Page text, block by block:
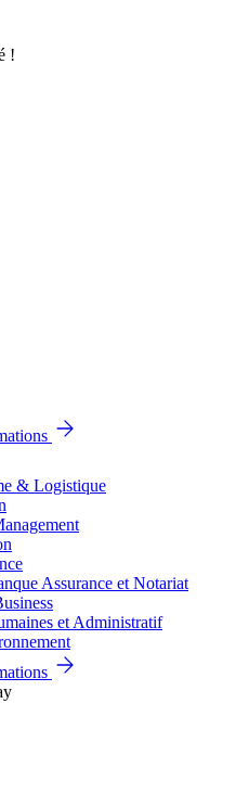
!
& Logistique
Assurance et Notariat
et Administratif